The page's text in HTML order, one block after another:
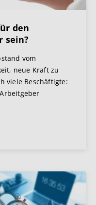
den
sein?
vom
neue Kraft zu
viele Beschäftigte: